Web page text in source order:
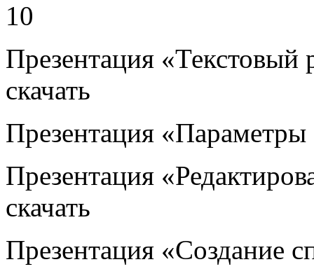
10
Презентация
скачать
Презентация «Параметры
Презентация
скачать
Презентация «Создание